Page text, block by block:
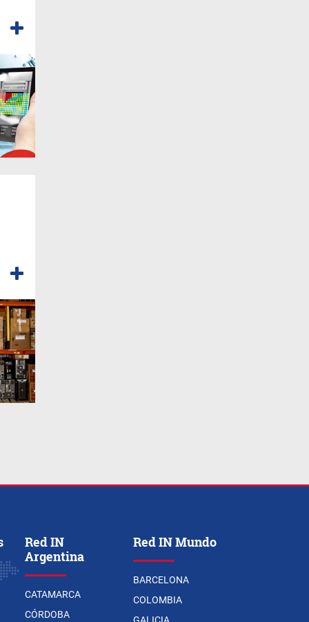
Red IN
Argentina
CATAMARCA
CÓRDOBA
Red IN Mundo
BARCELONA
COLOMBIA